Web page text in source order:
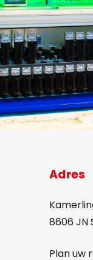
Adres
8606 JN
Plan uw